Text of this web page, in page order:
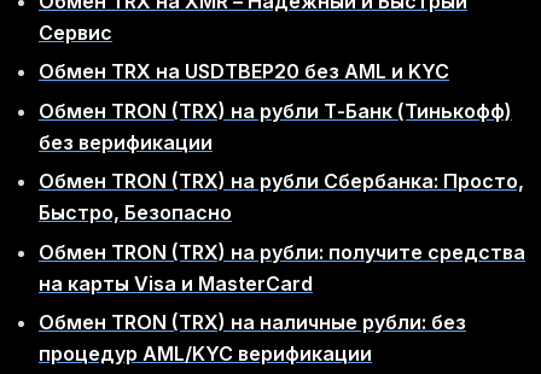
Сервис
Обмен TRX на USDTBEP20 без AML и KYC
Обмен TRON (TRX) на рубли Т-Банк (Тинькофф)
без верификации
Обмен TRON (TRX) на рубли Сбербанка: Просто,
Быстро, Безопасно
Обмен TRON (TRX) на рубли: получите средства
на карты Visa и MasterCard
Обмен TRON (TRX) на наличные рубли: без
процедур AML/KYC верификации